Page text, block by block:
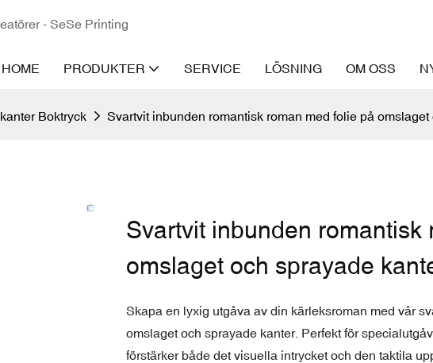
- SeSe Printing
HOME PRODUKTER SERVICE LÖSNING OM OSS
Boktryck Svartvit inbunden romantisk roman med folie på
Svartvit inbunden romantisk
omslaget och sprayade
Skapa en lyxig utgåva av din kärleksroman med vår
omslaget och sprayade kanter. Perfekt för
förstärker både det visuella intrycket och den taktila